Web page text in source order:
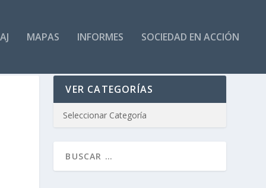
MAPAS INFORMES SOCIEDAD EN ACCIÓN
VER CATEGORÍAS